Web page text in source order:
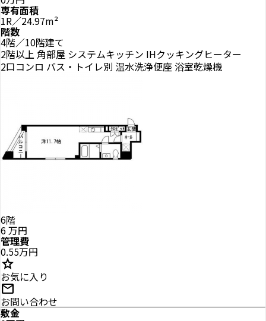
専有面積
1R／24.97m²
階数
4階／10階建て
2階以上 角部屋 システムキッチン IHクッキングヒーター
2口コンロ バス・トイレ別 温水洗浄便座 浴室乾燥機
6階
6万円
管理費
0.55万円
star
お気に入り
mail
お問い合わせ
敷金